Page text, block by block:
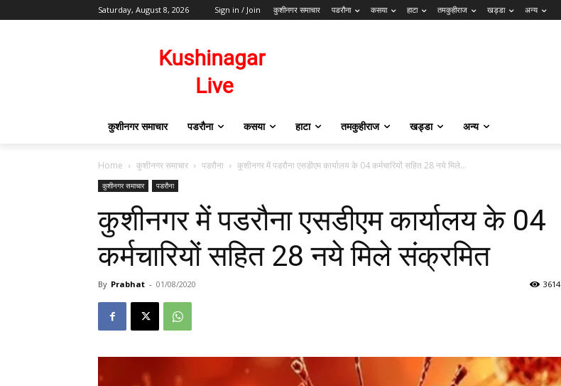
Saturday, August 8, 2026 Sign in / Join कुशीनगर समाचार पडरौना कसया हाटा तमकुहीराज खड्डा अन्य
कुशीनगर समाचार पडरौना कसया हाटा तमकुहीराज खड्डा अन्य
Home कुशीनगर समाचार पडरौना कुशीनगर में पडरौना एसडीएम कार्यालय के 04 कर्मचारियों सहित 28 नये मिले...
कुशीनगर समाचार पडरौना
कुशीनगर में पडरौना एसडीएम कार्यालय के 04
कर्मचारियों सहित 28 नये मिले संक्रमित
By Prabhat - 01/08/2020 3614